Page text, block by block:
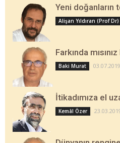
Yeni doğanların
Alişan Yıldıran (Prof Dr)
Farkında
Baki Murat 03.07.2019
İtikadımıza el
Kemâl Özer